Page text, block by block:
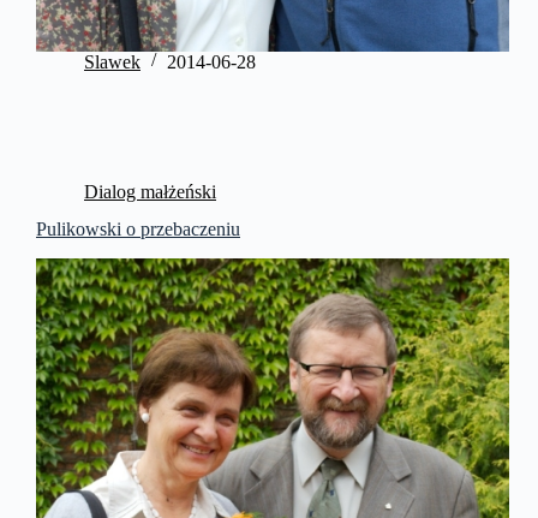
Slawek 2014-06-28
Dialog małżeński
Pulikowski o przebaczeniu